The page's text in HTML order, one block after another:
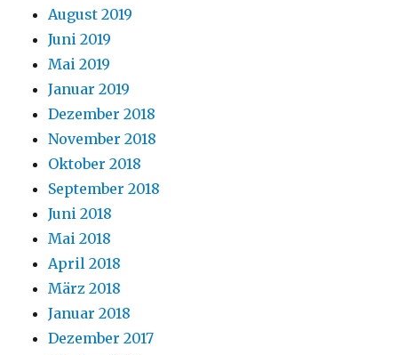
August 2019
Juni 2019
Mai 2019
Januar 2019
Dezember 2018
November 2018
Oktober 2018
September 2018
Juni 2018
Mai 2018
April 2018
März 2018
Januar 2018
Dezember 2017